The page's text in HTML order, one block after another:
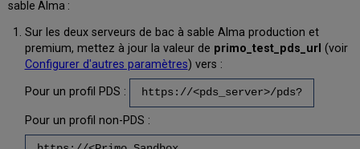
sable Alma :
Sur les deux serveurs de bac à sable Alma production et
premium, mettez à jour la valeur de primo_test_pds_url (voir
Configurer d'autres paramètres) vers :
Pour un profil PDS : https://<pds_server>/pds?
Pour un profil non-PDS :